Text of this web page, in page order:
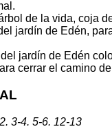
de la vida, coja
jardín de Edén,
jardín de Edén
cerrar el camino
3-4. 5-6. 12-13